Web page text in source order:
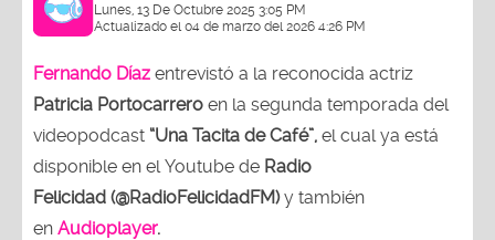
Lunes, 13 De Octubre 2025 3:05 PM
Actualizado el 04 de marzo del 2026 4:26 PM
Fernando Díaz entrevistó a la reconocida actriz
Patricia Portocarrero en la segunda temporada del
videopodcast “Una Tacita de Café”, el cual ya está
disponible en el Youtube de Radio
Felicidad (@RadioFelicidadFM)y también
en Audioplayer.